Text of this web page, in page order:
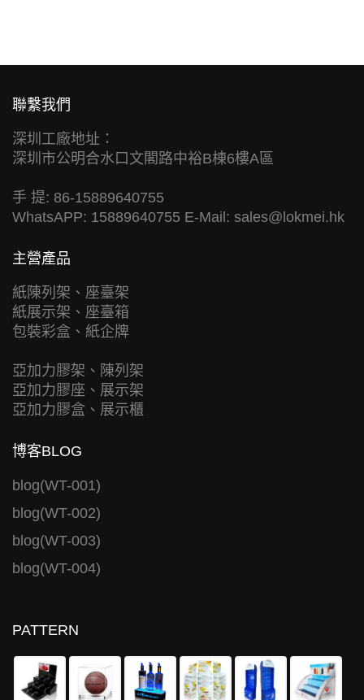
聯繫我們
深圳工廠地址：
深圳市公明合水口文閣路中裕B棟6樓A區
手 提: 86-15889640755
WhatsAPP: 15889640755 E-Mail: sales@lokmei.hk
主營產品
紙陳列架、座臺架
紙展示架、座臺箱
包裝彩盒、紙企牌
亞加力膠架、陳列架
亞加力膠座、展示架
亞加力膠盒、展示櫃
博客BLOG
blog(WT-001)
blog(WT-002)
blog(WT-003)
blog(WT-004)
PATTERN